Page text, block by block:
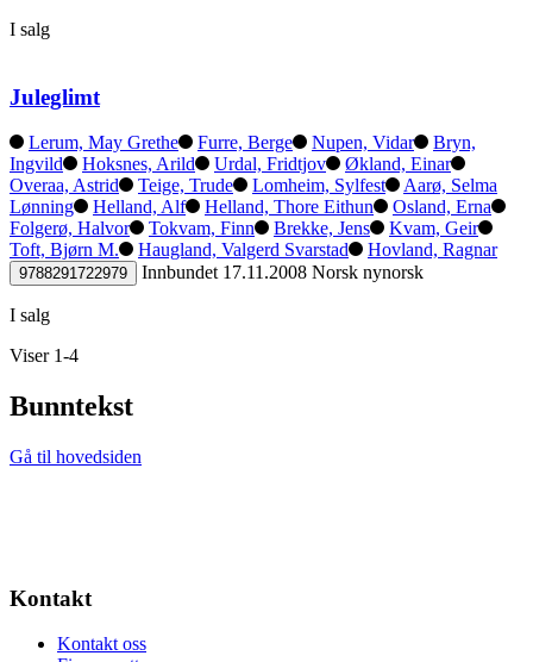
I salg
Juleglimt
Lerum, May Grethe Furre, Berge Nupen, Vidar
Bryn,
Ingvild
Hoksnes, Arild Urdal, Fridtjov
Økland, Einar
Overaa, Astrid
Teige, Trude Lomheim, Sylfest
Aarø, Selma
Lønning
Helland, Alf Helland, Thore Eithun
Osland, Erna
Folgerø, Halvor
Tokvam, Finn Brekke, Jens
Kvam, Geir
Toft, Bjørn M.
Haugland, Valgerd Svarstad Hovland, Ragnar
9788291722979 Innbundet 17.11.2008 Norsk nynorsk
I salg
Viser 1-4
Bunntekst
Gå til hovedsiden
Kontakt
Kontakt oss